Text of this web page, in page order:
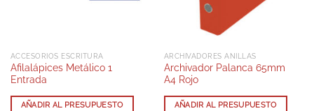
ACCESORIOS ESCRITURA
Afilalápices Metálico 1
Entrada
AÑADIR AL PRESUPUESTO
ARCHIVADORES ANILLAS
Archivador Palanca 65mm
A4 Rojo
AÑADIR AL PRESUPUESTO